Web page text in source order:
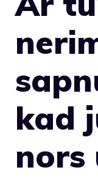
kad
nors